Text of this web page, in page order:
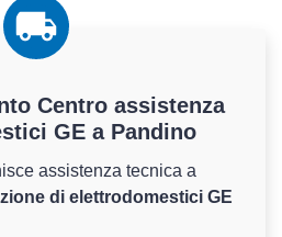
Centro assistenza
GE a Pandino
assistenza tecnica a
di elettrodomestici GE